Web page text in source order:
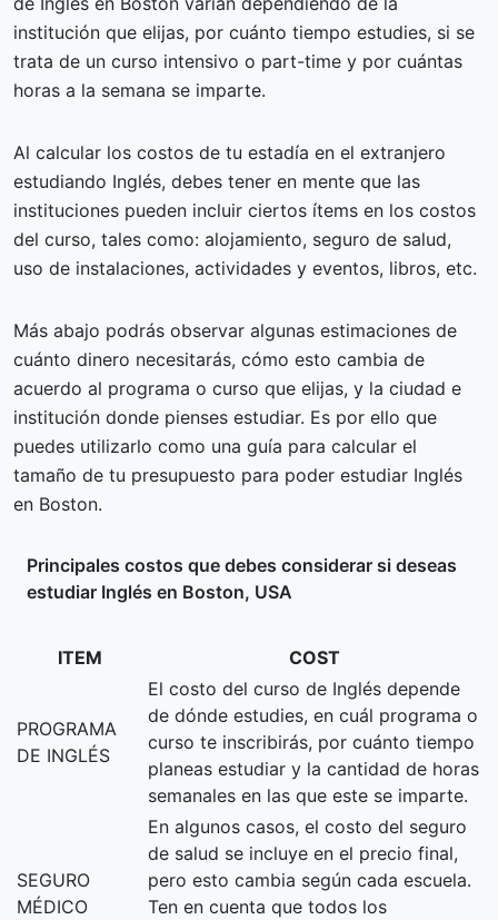
institución que elijas, por cuánto tiempo estudies, si se
trata de un curso intensivo o part-time y por cuántas
horas a la semana se imparte.
Al calcular los costos de tu estadía en el extranjero
estudiando Inglés, debes tener en mente que las
instituciones pueden incluir ciertos ítems en los costos
del curso, tales como: alojamiento, seguro de salud,
uso de instalaciones, actividades y eventos, libros, etc.
Más abajo podrás observar algunas estimaciones de
cuánto dinero necesitarás, cómo esto cambia de
acuerdo al programa o curso que elijas, y la ciudad e
institución donde pienses estudiar. Es por ello que
puedes utilizarlo como una guía para calcular el
tamaño de tu presupuesto para poder estudiar Inglés
en Boston.
Principales costos que debes considerar si deseas
estudiar Inglés en Boston, USA
ITEM COST
PROGRAMA
DE INGLÉS
El costo del curso de Inglés depende
de dónde estudies, en cuál programa o
curso te inscribirás, por cuánto tiempo
planeas estudiar y la cantidad de horas
semanales en las que este se imparte.
SEGURO
MÉDICO
En algunos casos, el costo del seguro
de salud se incluye en el precio final,
pero esto cambia según cada escuela.
Ten en cuenta que todos los